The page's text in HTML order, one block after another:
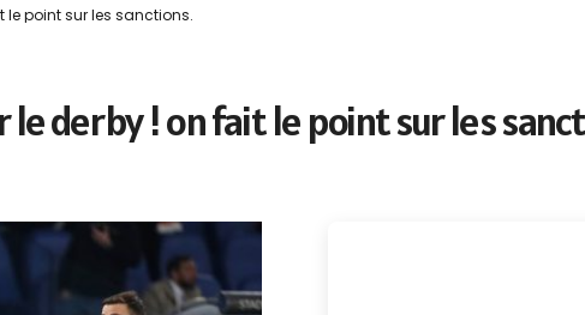
le point sur les sanctions.
derby ! on fait le point sur les